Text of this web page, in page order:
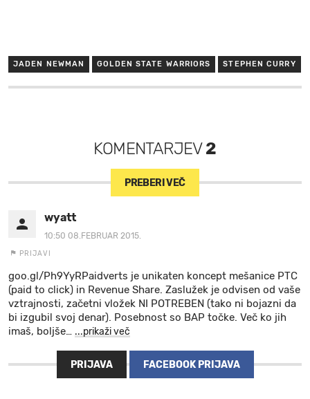
JADEN NEWMAN GOLDEN STATE WARRIORS STEPHEN CURRY
KOMENTARJEV2
PREBERI VEČ
wyatt
10:50 08.FEBRUAR 2015.
PRIJAVI
goo.gl/Ph9YyRPaidverts je unikaten koncept mešanice PTC
(paid to click) in Revenue Share. Zaslužek je odvisen od vaše
vztrajnosti, začetni vložek NI POTREBEN (tako ni bojazni da
bi izgubil svoj denar). Posebnost so BAP točke. Več ko jih
imaš, boljše… ...prikaži več
PRIJAVA FACEBOOK PRIJAVA